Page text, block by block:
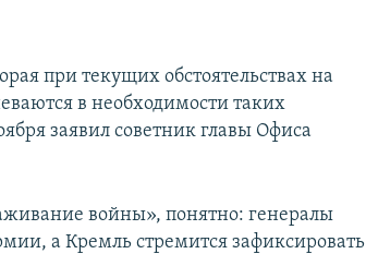
при текущих обстоятельствах на
в необходимости таких
заявил советник главы Офиса
войны», понятно: генералы
а Кремль стремится зафиксировать